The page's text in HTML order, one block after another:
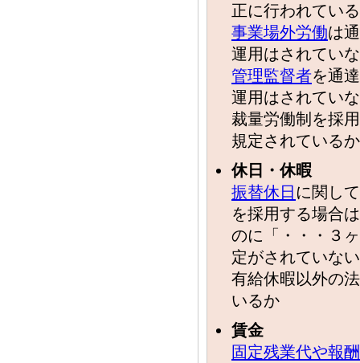
正に行われてい
事業場外労働は
運用はされてい
管理監督者を通
運用はされてい
裁量労働制を採
規定されている
休日・休暇
振替休日 に関し
を採用する場合
のに「・・・３
定がされていな
有給休暇以外の
いるか
賃金
固定残業代や報